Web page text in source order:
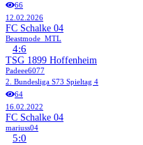
66
12.02.2026
FC Schalke 04
Beastmode_MTL
4:6
TSG 1899 Hoffenheim
Padeee6077
2. Bundesliga S73 Spieltag 4
64
16.02.2022
FC Schalke 04
mariuss04
5:0